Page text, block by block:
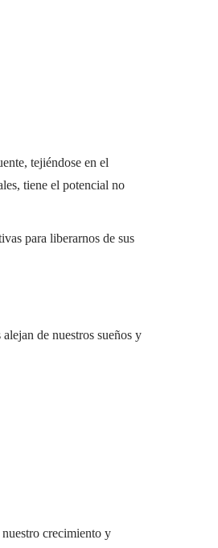
tejiéndose en el
tiene el potencial no
para liberarnos de sus
de nuestros sueños y
crecimiento y